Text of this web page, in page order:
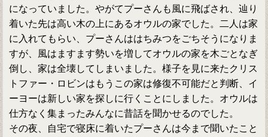
になっていました。やがてプーさんも風に飛ばされ、辿り
着いた先は高い木の上にあるオウルの家でした。二人は家
に入れてもらい、プーさんははちみつをごちそうになりま
すが、風はますます勢いを増してオウルの家を木ごとなぎ
倒し、家は全壊してしまいました。様子を見に来たクリス
トファー・ロビンはもうこの家は修復不可能だと判断、イ
ーヨーは新しい家を探しに行くことにしました。オウルは
仕方なく集まったみんなに昔話を聞かせるのでした。
その夜、自宅で寝床に着いたプーさんは今まで聞いたこと